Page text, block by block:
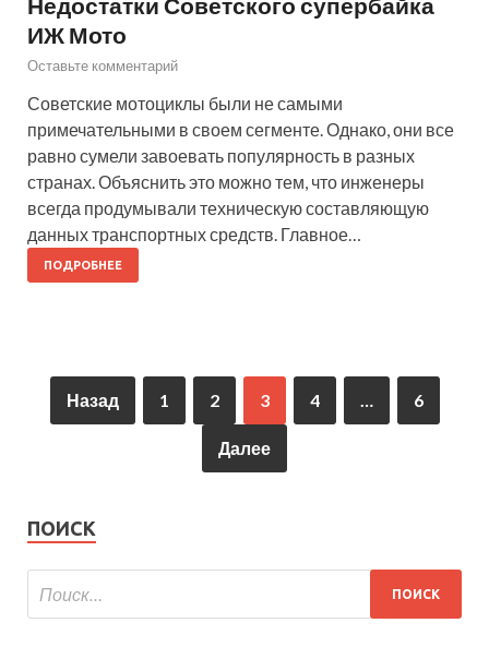
ИЖ Мото
Оставьте комментарий
Советские мотоциклы были не самыми
примечательными в своем сегменте. Однако, они все
равно сумели завоевать популярность в разных
странах. Объяснить это можно тем, что инженеры
всегда продумывали техническую составляющую
данных транспортных средств. Главное…
ПОДРОБНЕЕ
Назад 1 2 3 4 … 6
Далее
ПОИСК